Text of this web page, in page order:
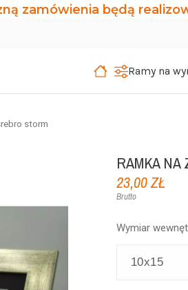
zamówienia będą
Ramy na
storm
RAMKA NA
23,00 ZŁ
Brutto
Wymiar